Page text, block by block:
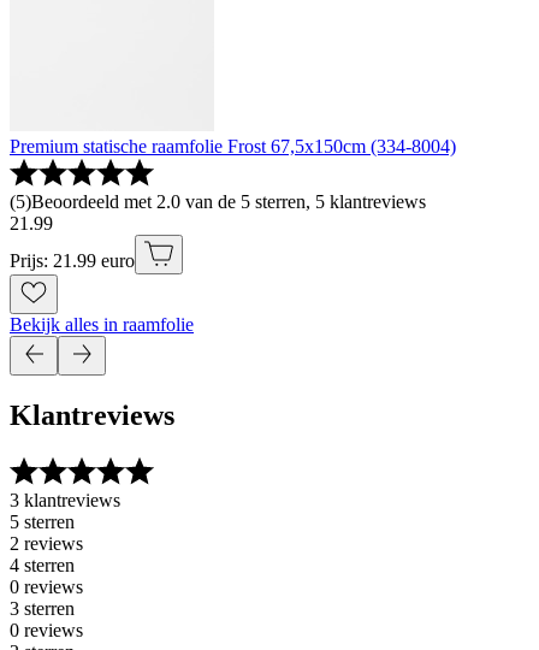
Premium statische raamfolie Frost 67,5x150cm (334-8004)
(5)Beoordeeld met 2.0 van de 5 sterren, 5 klantreviews
21 .99
Prijs: 21.99 euro
Bekijk alles in raamfolie
Klantreviews
3 klantreviews
5 sterren
2 reviews
4 sterren
0 reviews
3 sterren
0 reviews